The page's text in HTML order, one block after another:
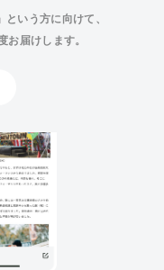
という方に向けて、
届けします。